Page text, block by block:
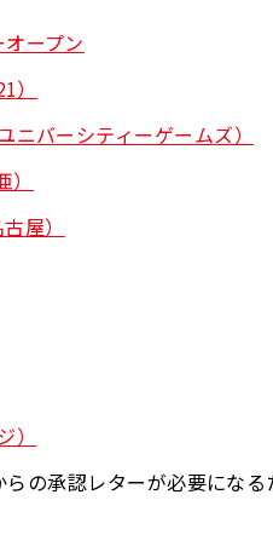
ープン
バーシティーゲームズ）
屋）
の承認レターが必要にな